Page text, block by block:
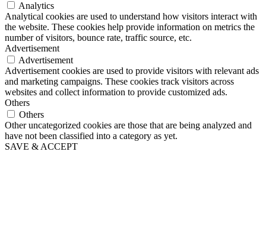
Analytics
Analytical cookies are used to understand how visitors interact with
the website. These cookies help provide information on metrics the
number of visitors, bounce rate, traffic source, etc.
Advertisement
Advertisement
Advertisement cookies are used to provide visitors with relevant ads
and marketing campaigns. These cookies track visitors across
websites and collect information to provide customized ads.
Others
Others
Other uncategorized cookies are those that are being analyzed and
have not been classified into a category as yet.
SAVE & ACCEPT